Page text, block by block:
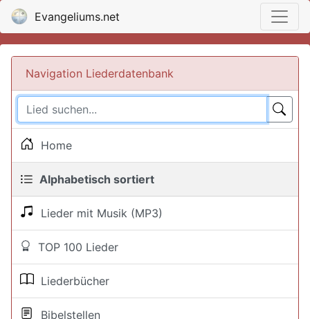
Evangeliums.net
Navigation Liederdatenbank
Home
Alphabetisch sortiert
Lieder mit Musik (MP3)
TOP 100 Lieder
Liederbücher
Bibelstellen